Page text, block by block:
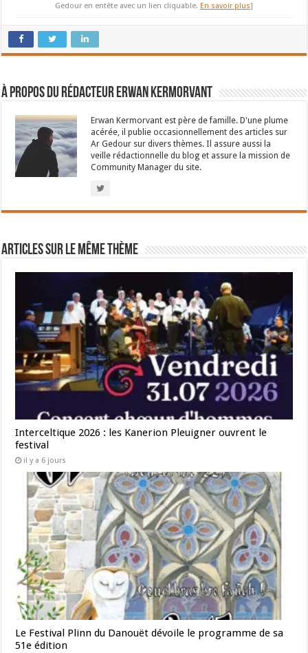
Gedour en entête avec un lien cliquable. En savoir plus]
À propos du rédacteur Erwan Kermorvant
Erwan Kermorvant est père de famille. D'une plume
acérée, il publie occasionnellement des articles sur
Ar Gedour sur divers thèmes. Il assure aussi la
veille rédactionnelle du blog et assure la mission de
Community Manager du site.
Articles sur le même thème
Interceltique 2026 : les Kanerion Pleuigner ouvrent le
festival
il y a 6 jours
Le Festival Plinn du Danouët dévoile le programme de sa
51e édition